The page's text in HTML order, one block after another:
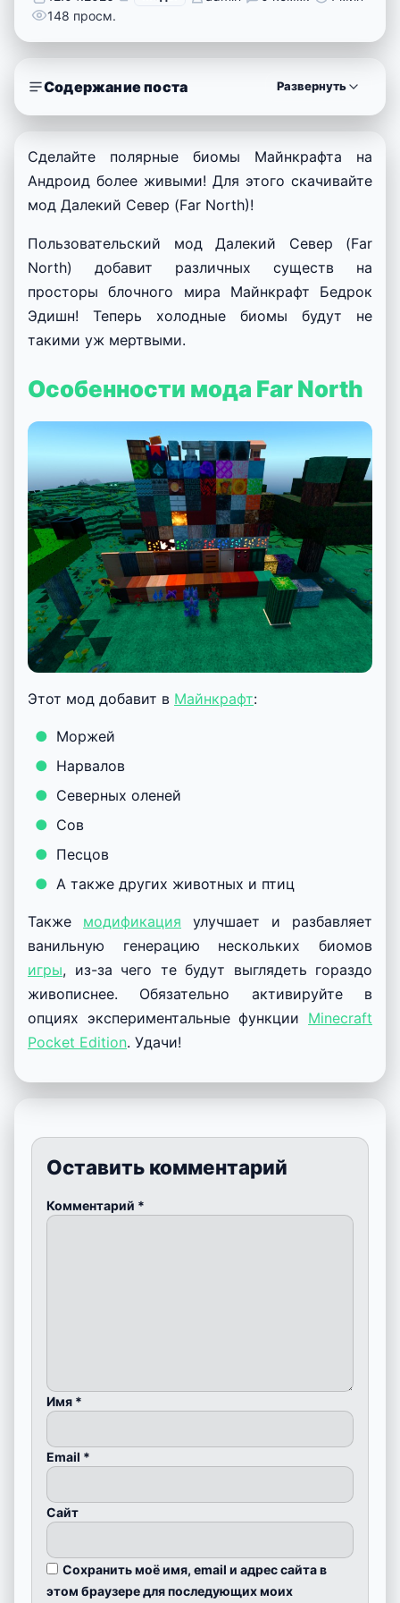
148 просм.
Содержание поста Развернуть
Сделайте полярные биомы Майнкрафта на
Андроид более живыми! Для этого скачивайте
мод Далекий Север (Far North)!
Пользовательский мод Далекий Север (Far
North) добавит различных существ на
просторы блочного мира Майнкрафт Бедрок
Эдишн! Теперь холодные биомы будут не
такими уж мертвыми.
Особенности мода Far North
Этот мод добавит в Майнкрафт:
Моржей
Нарвалов
Северных оленей
Сов
Песцов
А также других животных и птиц
Также модификация улучшает и разбавляет
ванильную генерацию нескольких биомов
игры, из-за чего те будут выглядеть гораздо
живописнее. Обязательно активируйте в
опциях экспериментальные функции Minecraft
Pocket Edition. Удачи!
Оставить комментарий
Комментарий *
Имя *
Email *
Сайт
Сохранить моё имя, email и адрес сайта в
этом браузере для последующих моих